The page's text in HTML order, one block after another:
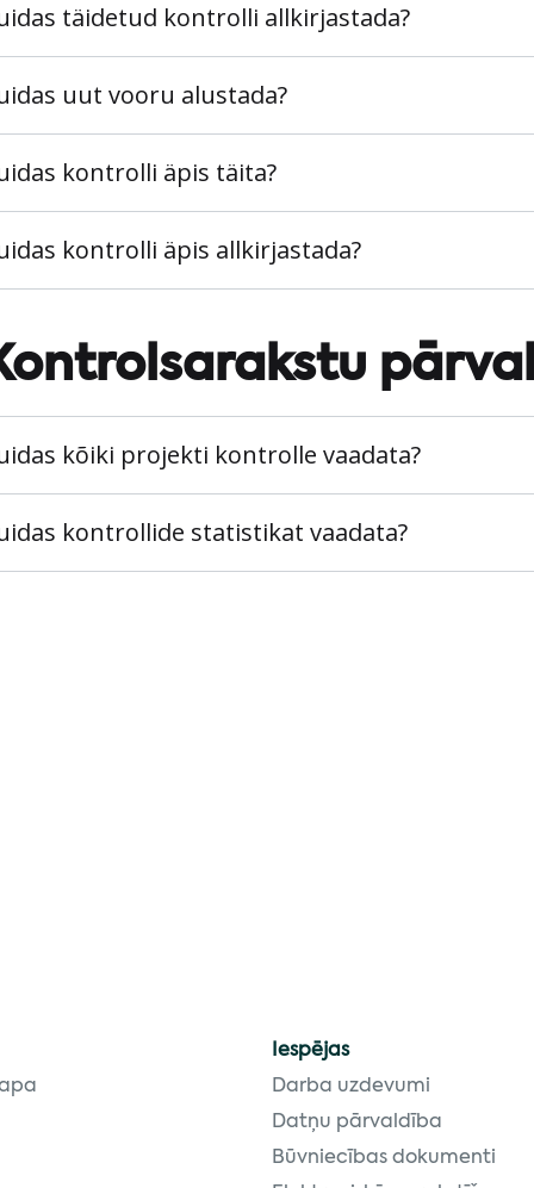
täidetud kontrolli allkirjastada?
uut vooru alustada?
kontrolli äpis täita?
kontrolli äpis allkirjastada?
kõiki projekti kontrolle vaadata?
kontrollide statistikat vaadata?
Iespējas
Darba uzdevumi
Datņu pārvaldība
Būvniecības dokumenti